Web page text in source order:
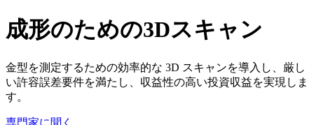
成形のための3Dスキャン
金型を測定するための効率的な 3D スキャンを導入し、厳し
い許容誤差要件を満たし、収益性の高い投資収益を実現しま
す。
専門家に聞く